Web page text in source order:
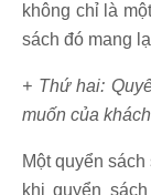
không chỉ là
sách đó mang
+ Thứ hai:
muốn của
Một quyển
khi quyển